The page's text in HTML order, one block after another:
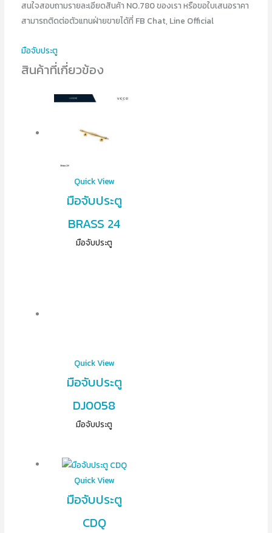
สนใจสอบถามรายละเอียดสินค้า NO.780 ของเรา หรือขอใบเสนอราคา
สามารถติดต่อตัวแทนฝ่ายขายได้ที่ FB Chat, Line Official
มือจับประตู
สินค้าที่เกี่ยวข้อง
Quick View
มือจับประตู
BRASS 24
มือจับประตู
Quick View
มือจับประตู
DJ0058
มือจับประตู
Quick View
มือจับประตู
CDQ